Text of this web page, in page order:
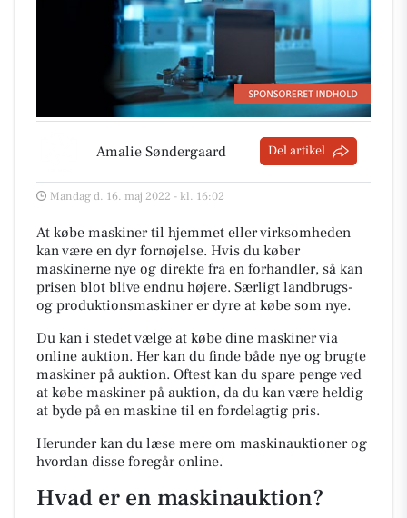
Amalie Søndergaard Del artikel
Mandag d. 16. maj 2022 - kl. 16:02
At købe maskiner til hjemmet eller virksomheden
kan være en dyr fornøjelse. Hvis du køber
maskinerne nye og direkte fra en forhandler, så kan
prisen blot blive endnu højere. Særligt landbrugs-
og produktionsmaskiner er dyre at købe som nye.
Du kan i stedet vælge at købe dine maskiner via
online auktion. Her kan du finde både nye og brugte
maskiner på auktion. Oftest kan du spare penge ved
at købe maskiner på auktion, da du kan være heldig
at byde på en maskine til en fordelagtig pris.
Herunder kan du læse mere om maskinauktioner og
hvordan disse foregår online.
Hvad er en maskinauktion?